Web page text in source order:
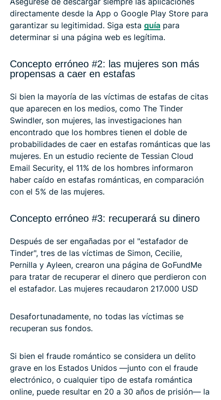
directamente desde la App o Google Play Store para
garantizar su legitimidad. Siga esta guía para
determinar si una página web es legítima.
Concepto erróneo #2: las mujeres son más
propensas a caer en estafas
Si bien la mayoría de las víctimas de estafas de citas
que aparecen en los medios, como The Tinder
Swindler, son mujeres, las investigaciones han
encontrado que los hombres tienen el doble de
probabilidades de caer en estafas románticas que las
mujeres. En un estudio reciente de Tessian Cloud
Email Security, el 11% de los hombres informaron
haber caído en estafas románticas, en comparación
con el 5% de las mujeres.
Concepto erróneo #3: recuperará su dinero
Después de ser engañadas por el "estafador de
Tinder", tres de las víctimas de Simon, Cecilie,
Pernilla y Ayleen, crearon una página de GoFundMe
para tratar de recuperar el dinero que perdieron con
el estafador. Las mujeres recaudaron 217.000 USD
Desafortunadamente, no todas las víctimas se
recuperan sus fondos.
Si bien el fraude romántico se considera un delito
grave en los Estados Unidos —junto con el fraude
electrónico, o cualquier tipo de estafa romántica
online, puede resultar en 20 a 30 años de prisión— la